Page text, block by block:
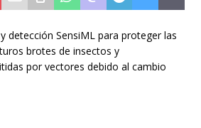
detección SensiML para proteger las
brotes de insectos y
por vectores debido al cambio